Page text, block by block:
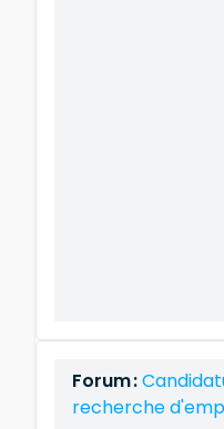
Forum :
recherche